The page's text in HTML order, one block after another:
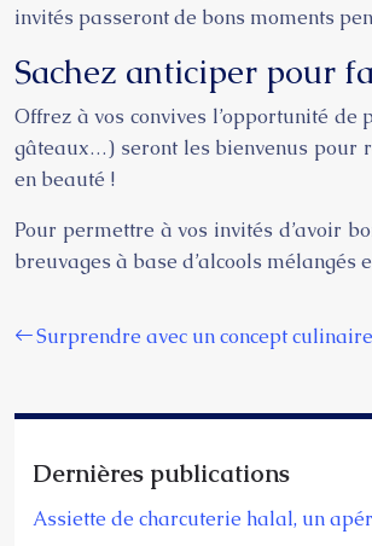
invités passeront de bons moments
Sachez anticiper pour
Offrez à vos convives l’opportunité
gâteaux…) seront les bienvenus pour
en beauté !
Pour permettre à vos invités d’avoir
breuvages à base d’alcools
Surprendre avec un concept
Dernières publications
Assiette de charcuterie halal, un